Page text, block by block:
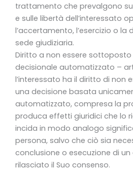
trattamento che prevalgono
e sulle libertà dell’interessato
l’accertamento, l’esercizio o la
sede giudiziaria.
Diritto a non essere
decisionale automatizzato –
l’interessato ha il diritto di non
una decisione basata
automatizzato, compresa la
produca effetti giuridici che lo
incida in modo analogo
persona, salvo che ciò sia
conclusione o esecuzione di
rilasciato il Suo consenso.